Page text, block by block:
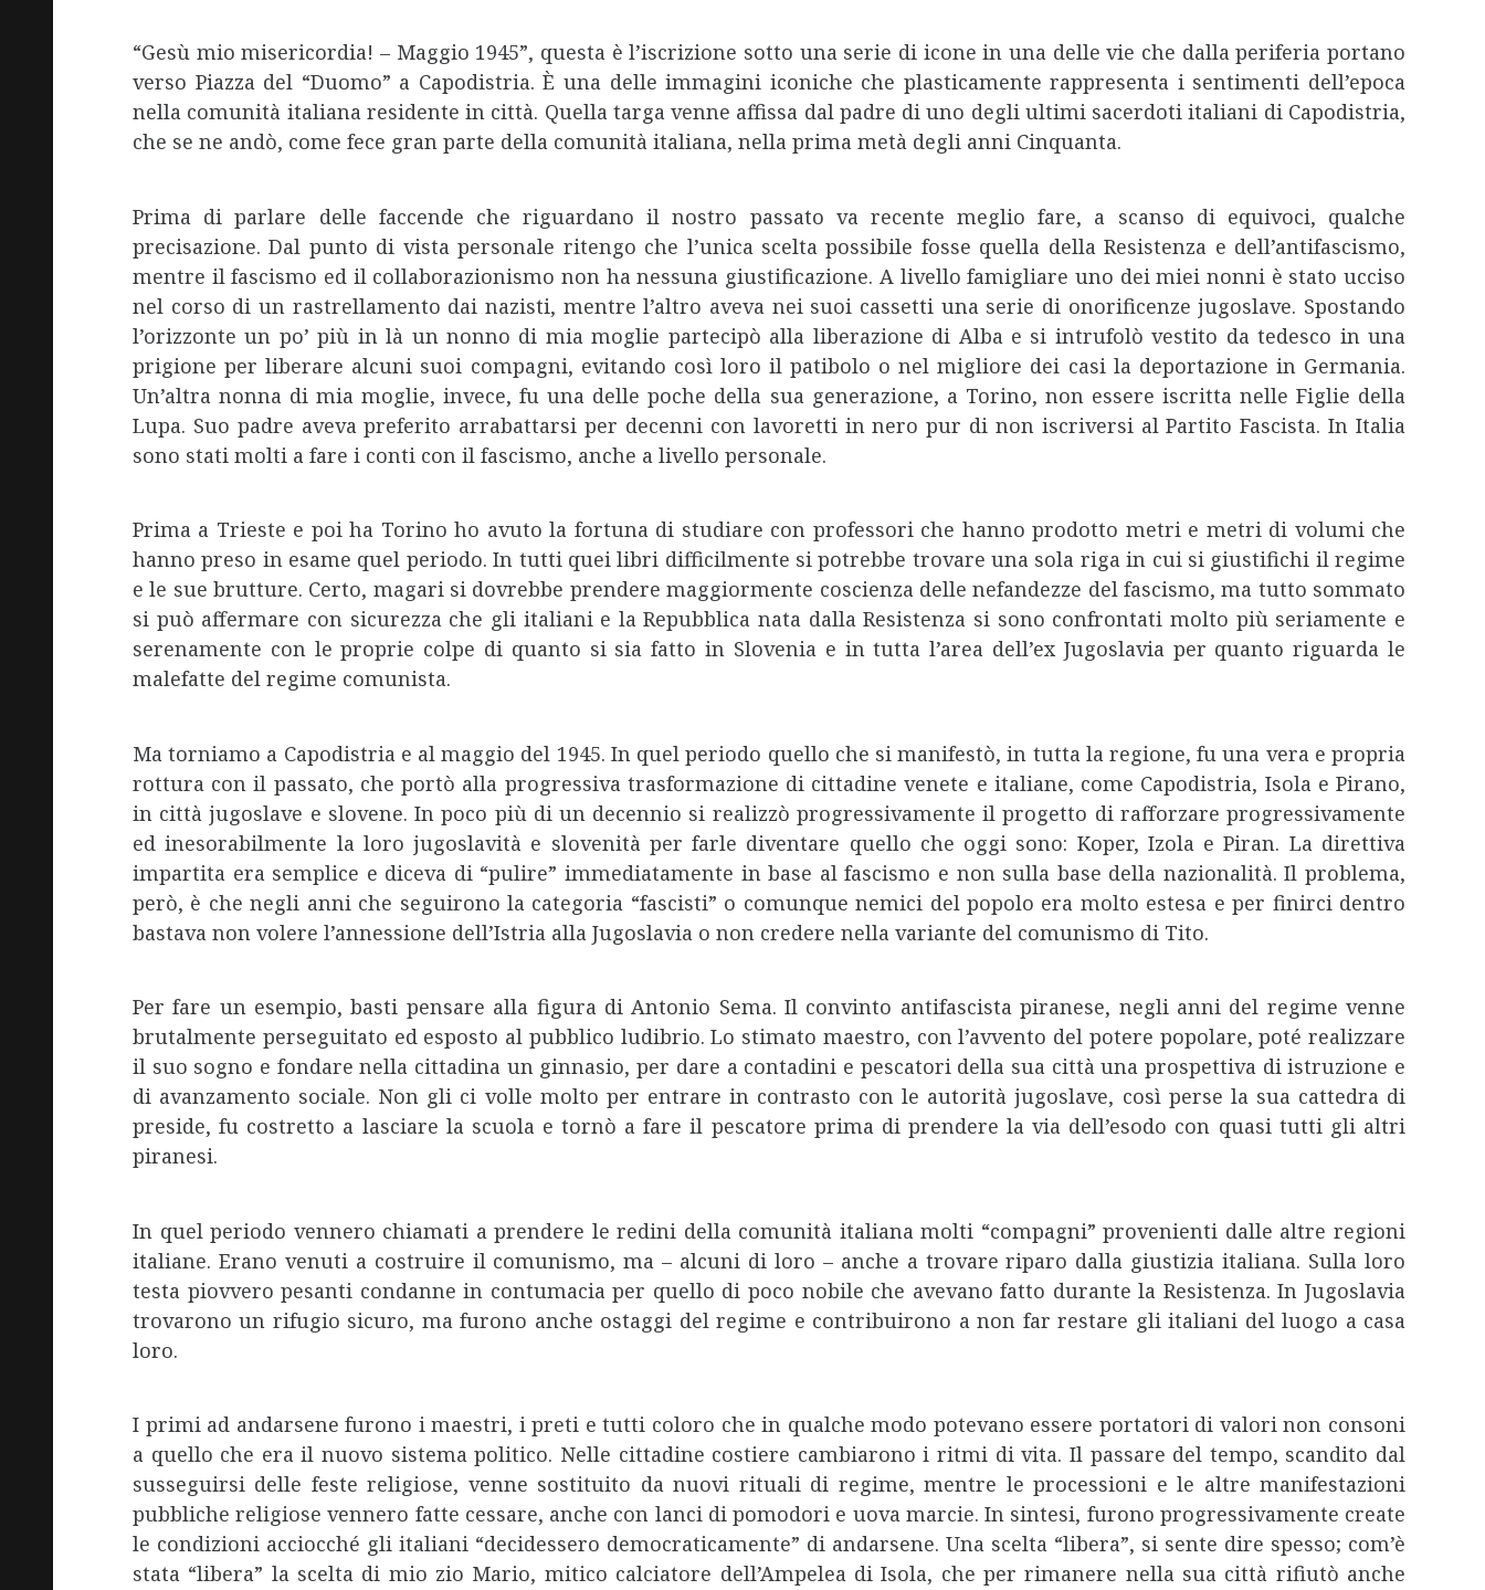
“Gesù mio misericordia! – Maggio 1945”, questa è l’iscrizione sotto una serie di icone in una delle vie che dalla periferia portano
verso Piazza del “Duomo” a Capodistria. È una delle immagini iconiche che plasticamente rappresenta i sentimenti dell’epoca
nella comunità italiana residente in città. Quella targa venne affissa dal padre di uno degli ultimi sacerdoti italiani di Capodistria,
che se ne andò, come fece gran parte della comunità italiana, nella prima metà degli anni Cinquanta.
Prima di parlare delle faccende che riguardano il nostro passato va recente meglio fare, a scanso di equivoci, qualche
precisazione. Dal punto di vista personale ritengo che l’unica scelta possibile fosse quella della Resistenza e dell’antifascismo,
mentre il fascismo ed il collaborazionismo non ha nessuna giustificazione. A livello famigliare uno dei miei nonni è stato ucciso
nel corso di un rastrellamento dai nazisti, mentre l’altro aveva nei suoi cassetti una serie di onorificenze jugoslave. Spostando
l’orizzonte un po’ più in là un nonno di mia moglie partecipò alla liberazione di Alba e si intrufolò vestito da tedesco in una
prigione per liberare alcuni suoi compagni, evitando così loro il patibolo o nel migliore dei casi la deportazione in Germania.
Un’altra nonna di mia moglie, invece, fu una delle poche della sua generazione, a Torino, non essere iscritta nelle Figlie della
Lupa. Suo padre aveva preferito arrabattarsi per decenni con lavoretti in nero pur di non iscriversi al Partito Fascista. In Italia
sono stati molti a fare i conti con il fascismo, anche a livello personale.
Prima a Trieste e poi ha Torino ho avuto la fortuna di studiare con professori che hanno prodotto metri e metri di volumi che
hanno preso in esame quel periodo. In tutti quei libri difficilmente si potrebbe trovare una sola riga in cui si giustifichi il regime
e le sue brutture. Certo, magari si dovrebbe prendere maggiormente coscienza delle nefandezze del fascismo, ma tutto sommato
si può affermare con sicurezza che gli italiani e la Repubblica nata dalla Resistenza si sono confrontati molto più seriamente e
serenamente con le proprie colpe di quanto si sia fatto in Slovenia e in tutta l’area dell’ex Jugoslavia per quanto riguarda le
malefatte del regime comunista.
Ma torniamo a Capodistria e al maggio del 1945. In quel periodo quello che si manifestò, in tutta la regione, fu una vera e propria
rottura con il passato, che portò alla progressiva trasformazione di cittadine venete e italiane, come Capodistria, Isola e Pirano,
in città jugoslave e slovene. In poco più di un decennio si realizzò progressivamente il progetto di rafforzare progressivamente
ed inesorabilmente la loro jugoslavità e slovenità per farle diventare quello che oggi sono: Koper, Izola e Piran. La direttiva
impartita era semplice e diceva di “pulire” immediatamente in base al fascismo e non sulla base della nazionalità. Il problema,
però, è che negli anni che seguirono la categoria “fascisti” o comunque nemici del popolo era molto estesa e per finirci dentro
bastava non volere l’annessione dell’Istria alla Jugoslavia o non credere nella variante del comunismo di Tito.
Per fare un esempio, basti pensare alla figura di Antonio Sema. Il convinto antifascista piranese, negli anni del regime venne
brutalmente perseguitato ed esposto al pubblico ludibrio. Lo stimato maestro, con l’avvento del potere popolare, poté realizzare
il suo sogno e fondare nella cittadina un ginnasio, per dare a contadini e pescatori della sua città una prospettiva di istruzione e
di avanzamento sociale. Non gli ci volle molto per entrare in contrasto con le autorità jugoslave, così perse la sua cattedra di
preside, fu costretto a lasciare la scuola e tornò a fare il pescatore prima di prendere la via dell’esodo con quasi tutti gli altri
piranesi.
In quel periodo vennero chiamati a prendere le redini della comunità italiana molti “compagni” provenienti dalle altre regioni
italiane. Erano venuti a costruire il comunismo, ma – alcuni di loro – anche a trovare riparo dalla giustizia italiana. Sulla loro
testa piovvero pesanti condanne in contumacia per quello di poco nobile che avevano fatto durante la Resistenza. In Jugoslavia
trovarono un rifugio sicuro, ma furono anche ostaggi del regime e contribuirono a non far restare gli italiani del luogo a casa
loro.
I primi ad andarsene furono i maestri, i preti e tutti coloro che in qualche modo potevano essere portatori di valori non consoni
a quello che era il nuovo sistema politico. Nelle cittadine costiere cambiarono i ritmi di vita. Il passare del tempo, scandito dal
susseguirsi delle feste religiose, venne sostituito da nuovi rituali di regime, mentre le processioni e le altre manifestazioni
pubbliche religiose vennero fatte cessare, anche con lanci di pomodori e uova marcie. In sintesi, furono progressivamente create
le condizioni acciocché gli italiani “decidessero democraticamente” di andarsene. Una scelta “libera”, si sente dire spesso; com’è
stata “libera” la scelta di mio zio Mario, mitico calciatore dell’Ampelea di Isola, che per rimanere nella sua città rifiutò anche